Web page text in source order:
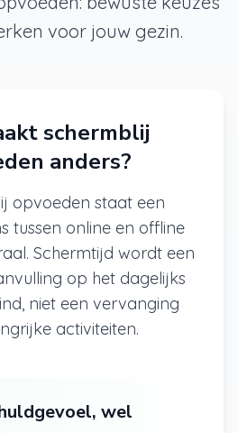
voor jouw gezin.
schermblij
anders?
opvoeden staat een
tussen online en offline
Schermtijd wordt een
op het dagelijks
niet een vervanging
activiteiten.
wel